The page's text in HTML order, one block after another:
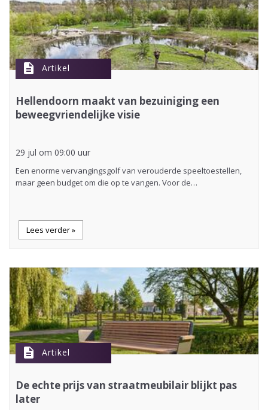
description Artikel
Hellendoorn maakt van bezuiniging een
beweegvriendelijke visie
29 jul om 09:00 uur
Een enorme vervangingsgolf van verouderde speeltoestellen,
maar geen budget om die op te vangen. Voor de…
Lees verder »
description Artikel
De echte prijs van straatmeubilair blijkt pas
later